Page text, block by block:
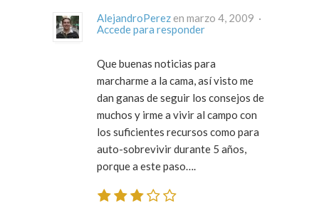
AlejandroPerez
en marzo 4, 2009 ·
Accede para responder
Que buenas noticias para
marcharme a la cama, así visto me
dan ganas de seguir los consejos de
muchos y irme a vivir al campo con
los suficientes recursos como para
auto-sobrevivir durante 5 años,
porque a este paso….